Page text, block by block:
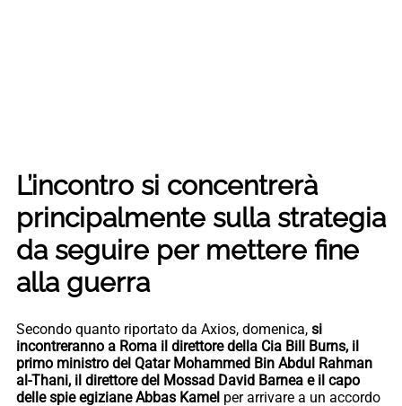
L’incontro si concentrerà
principalmente sulla strategia
da seguire per mettere fine
alla guerra
Secondo quanto riportato da Axios, domenica, si
incontreranno a Roma il direttore della Cia Bill Burns, il
primo ministro del Qatar Mohammed Bin Abdul Rahman
al-Thani, il direttore del Mossad David Barnea e il capo
delle spie egiziane Abbas Kamel per arrivare a un accordo